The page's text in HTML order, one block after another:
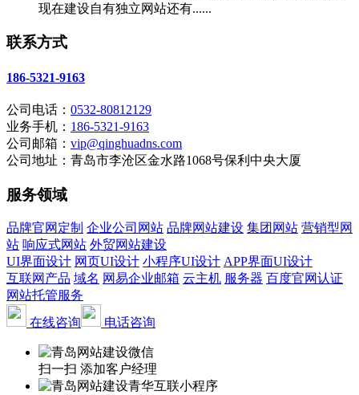
现在建设自有独立网站还有......
联系方式
186-5321-9163
公司电话： 0532-80812129
业务手机： 186-5321-9163
公司邮箱： vip@qinghuadns.com
公司地址：青岛市李沧区金水路1068号保利中央大厦
服务领域
品牌官网定制 企业公司网站 品牌网站建设 集团网站 营销型网
站 响应式网站 外贸网站建设
UI界面设计 网页UI设计 小程序UI设计 APP界面UI设计
互联网产品 域名 网易企业邮箱 云主机 服务器 百度官网认证
网站托管服务
在线咨询
电话咨询
扫一扫 添加客户经理